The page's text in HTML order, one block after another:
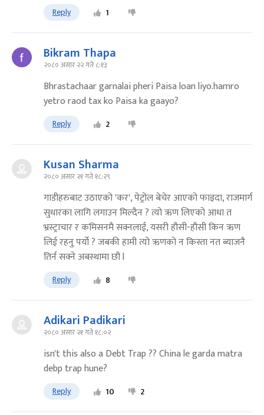
Reply 1
Bikram Thapa
२०८० असार २२ गते ८:१३
Bhrastachaar garnalai pheri Paisa loan liyo.hamro
yetro raod tax ko Paisa ka gaayo?
Reply 2
Kusan Sharma
२०८० असार २१ गते १८:२९
गाडीहरुबाट उठाएको 'कर', पेट्रोल बेचेर आएको फाइदा, राजमार्ग
सुधारका लागि लगाउन मिल्दैन ? त्यो ऋण लिएको आधा त
भ्रस्ट्राचार र कमिसनमै सक्नलाई, यसरी हौसी-हौसी किन ऋण
लिई रहनु पर्यो ? जबकी हामी त्यो ऋणको न किस्ता नत ब्याजनै
तिर्न सक्ने अबस्थामा छौ l
Reply 8
Adikari Padikari
२०८० असार २१ गते १८:०२
isn't this also a Debt Trap ?? China le garda matra
debp trap hune?
Reply 10 2